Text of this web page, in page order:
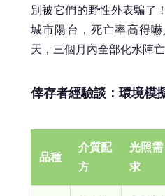
別被它們的野性外表騙了
城市陽台，死亡率高得
天，三個月內全部化水陣
倖存者經驗談：環境模
品種
介質配
方
光照需
求